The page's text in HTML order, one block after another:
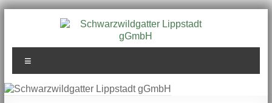
Schwarzwildgatter
Lippstadt gGmbH